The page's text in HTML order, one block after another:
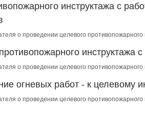
инструктажа с
о проведении целевого
инструктажа
о проведении целевого
огневых работ - к целевому
о проведении целевого